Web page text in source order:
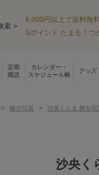
索 >
6,000円以上で送料無
Sポイント たまる！つ
定期
購読
カレンダー・
スケジュール帳
グッズ
> 舞台写真 > 沙央くらま 舞台
沙央く